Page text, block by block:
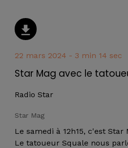
22 mars 2024 - 3 min 14 sec
Star Mag avec le
Radio Star
Star Mag
Le samedi à 12h15, c'est Star
Le tatoueur Squale nous